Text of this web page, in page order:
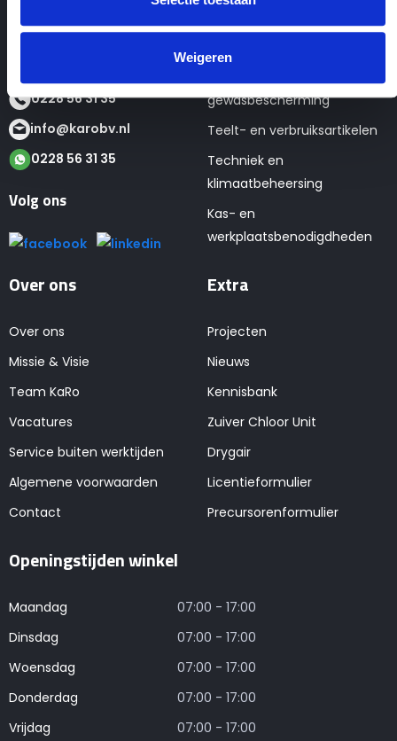
Weigeren
1681 PK Zwaagdijk
0228 56 31 35
info@karobv.nl
0228 56 31 35
Volg ons
gewasbescherming
Teelt- en verbruiksartikelen
Techniek en
klimaatbeheersing
Kas- en
werkplaatsbenodigdheden
Over ons
Over ons
Missie & Visie
Team KaRo
Vacatures
Service buiten werktijden
Algemene voorwaarden
Contact
Extra
Projecten
Nieuws
Kennisbank
Zuiver Chloor Unit
Drygair
Licentieformulier
Precursorenformulier
Openingstijden winkel
Maandag
07:00 - 17:00
Dinsdag
07:00 - 17:00
Woensdag
07:00 - 17:00
Donderdag
07:00 - 17:00
Vrijdag
07:00 - 17:00